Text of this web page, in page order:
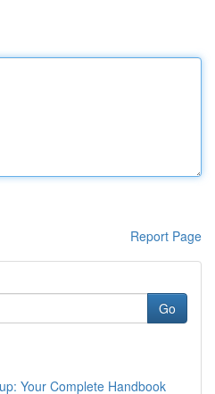
Report Page
Go
Your Complete Handbook